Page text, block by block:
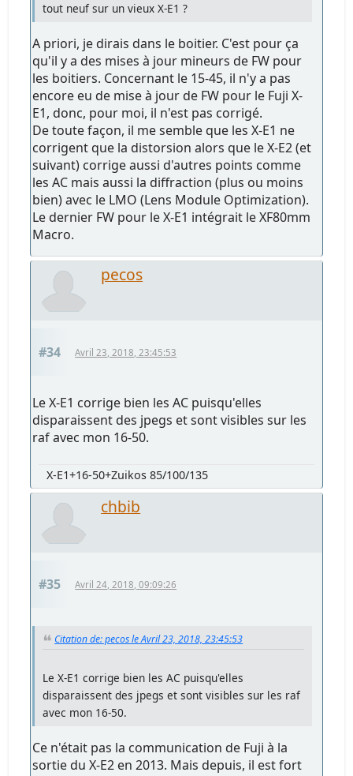
tout neuf sur un vieux X-E1 ?
A priori, je dirais dans le boitier. C'est pour ça
qu'il y a des mises à jour mineurs de FW pour
les boitiers. Concernant le 15-45, il n'y a pas
encore eu de mise à jour de FW pour le Fuji X-
E1, donc, pour moi, il n'est pas corrigé.
De toute façon, il me semble que les X-E1 ne
corrigent que la distorsion alors que le X-E2 (et
suivant) corrige aussi d'autres points comme
les AC mais aussi la diffraction (plus ou moins
bien) avec le LMO (Lens Module Optimization).
Le dernier FW pour le X-E1 intégrait le XF80mm
Macro.
pecos
#34 Avril 23, 2018, 23:45:53
Le X-E1 corrige bien les AC puisqu'elles
disparaissent des jpegs et sont visibles sur les
raf avec mon 16-50.
X-E1+16-50+Zuikos 85/100/135
chbib
#35 Avril 24, 2018, 09:09:26
Citation de: pecos le Avril 23, 2018, 23:45:53
Le X-E1 corrige bien les AC puisqu'elles
disparaissent des jpegs et sont visibles sur les raf
avec mon 16-50.
Ce n'était pas la communication de Fuji à la
sortie du X-E2 en 2013. Mais depuis, il est fort